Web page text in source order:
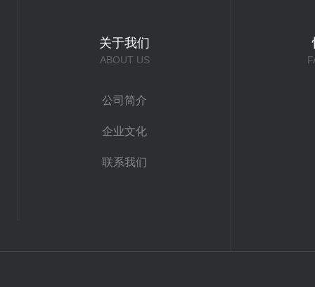
关于我们
ABOUT US
公司简介
企业文化
联系我们